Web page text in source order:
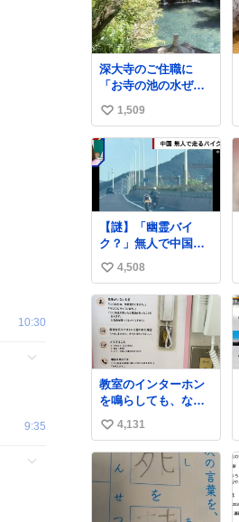
10:30
9:35
深大寺のご住職に
「お寺の池の水ぜん
ぶ抜いて掃除した
ら、 モネの池くらい
綺麗になったから見
てみて」 といわれ訪
れたら 本当にモネの
池くらい綺麗でし
た。 蓮こそ咲いてな
いけど言いたいこと
わかります。 輝くエ
メラルドだ‼︎
iPhone16カメラで撮
影して無加工です。
い
い
ね
数
1,509
【謎】「幽霊バイ
ク？」無人で中国の
高速道路を爆走 中国
で珍しい光景が目撃
された。人が乗って
いないバイクが高速
道路を倒れず走り続
けており、さらに車
線変更も。そのまま5
キロも走り続けてい
たという。
い
い
ね
数
4,508
教室のインターホン
を鳴らしても、なか
なか誰も出ないこと
があります…。 もし
かすると「電話の出
方」に困っているの
かもしれません。 そ
こで「何を話せばい
いか」が見える手引
い
い
4,131